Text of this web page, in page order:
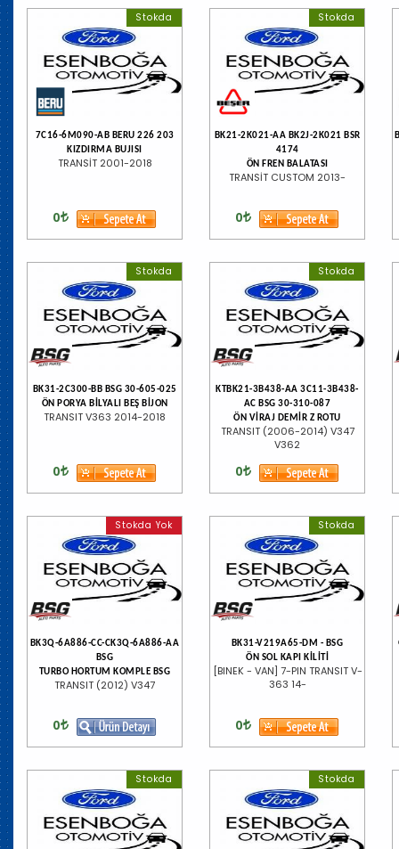
Stokda
7C16-6M090-AB BERU 226 203
KIZDIRMA BUJISI
TRANSİT 2001-2018
0
Stokda
BK21-2K021-AA BK2J-2K021 BSR
4174
ÖN FREN BALATASI
TRANSİT CUSTOM 2013-
0
Stokda
BK31-2C300-BB BSG 30-605-025
ÖN PORYA BİLYALI BEŞ BİJON
TRANSIT V363 2014-2018
0
Stokda
KTBK21-3B438-AA 3C11-3B438-
AC BSG 30-310-087
ÖN VİRAJ DEMİR Z ROTU
TRANSIT (2006-2014) V347
V362
0
Stokda Yok
BK3Q-6A886-CC-CK3Q-6A886-AA
BSG
TURBO HORTUM KOMPLE BSG
TRANSIT (2012) V347
0
Stokda
BK31-V219A65-DM - BSG
ÖN SOL KAPI KİLİTİ
[BINEK - VAN] 7-PIN TRANSIT V-
363 14-
0
Stokda Stokda